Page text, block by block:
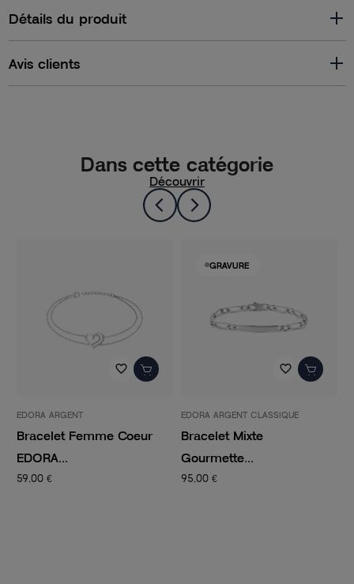
Détails du produit
Avis clients
Dans cette catégorie
Découvrir
ARGENT
Femme Coeur
GRAVURE
EDORA ARGENT CLASSIQUE
Bracelet Mixte
Gourmette...